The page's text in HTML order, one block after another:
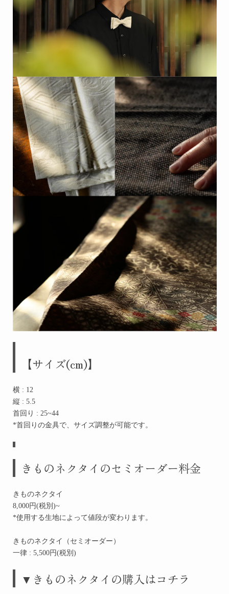
【サイズ(cm)】
横 : 12
縦 : 5.5
首回り : 25~44
*首回りの金具で、サイズ調整が可能です。
きものネクタイのセミオーダー料金
きものネクタイ
8,000円(税別)~
*使用する生地によって値段が変わります。
きものネクタイ（セミオーダー）
一律 : 5,500円(税別)
▼きものネクタイの購入はコチラ